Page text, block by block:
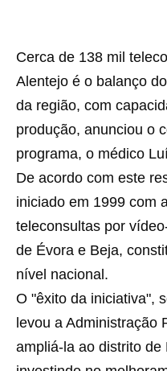
Cerca de 138 mil
Alentejo é o balanço
da região, com
produção, anunciou o
programa, o médico
De acordo com este
iniciado em 1999 com
teleconsultas por
de Évora e Beja,
nível nacional.
O "êxito da iniciativa",
levou a Administração
ampliá-la ao distrito de